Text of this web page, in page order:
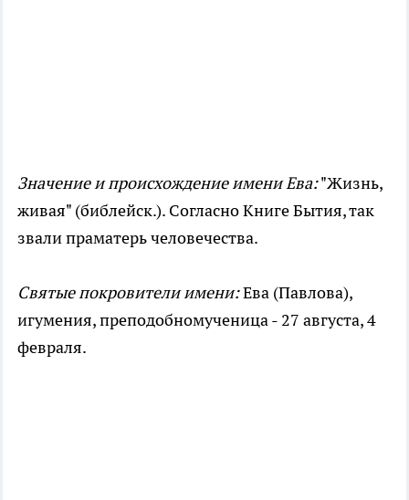
Значение и происхождение имени Ева:"Жизнь,
живая" (библейск.). Согласно Книге Бытия, так
звали праматерь человечества.
Святые покровители имени:Ева (Павлова),
игумения, преподобномученица - 27 августа, 4
февраля.